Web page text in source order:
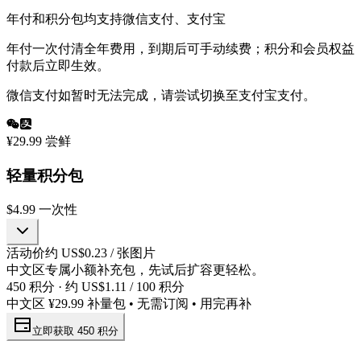
年付和积分包均支持微信支付、支付宝
年付一次付清全年费用，到期后可手动续费；积分和会员权益
付款后立即生效。
微信支付如暂时无法完成，请尝试切换至支付宝支付。
¥29.99 尝鲜
轻量积分包
$4.99 一次性
活动价约 US$0.23 / 张图片
中文区专属小额补充包，先试后扩容更轻松。
450 积分 · 约 US$1.11 / 100 积分
中文区 ¥29.99 补量包 • 无需订阅 • 用完再补
立即获取 450 积分